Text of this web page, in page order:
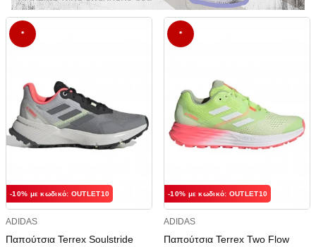
*
-10% με κωδικό: OUTLET10
ADIDAS
Παπούτσια Terrex Soulstride
*
-10% με κωδικό: OUTLET10
ADIDAS
Παπούτσια Terrex Two Flow